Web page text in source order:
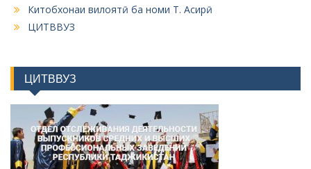
Китобхонаи вилоятӣ ба номи Т. Асирӣ
ЦИТВВУЗ
ЦИТВВУЗ